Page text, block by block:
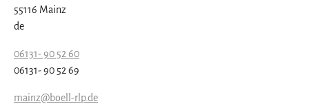
55116 Mainz
de
06131- 90 52 60
06131- 90 52 69
mainz@boell-rlp.de